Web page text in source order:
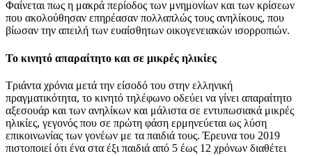
Φαίνεται πως η μακρά περίοδος των μνημονίων και των κρίσεων
που ακολούθησαν επηρέασαν πολλαπλώς τους ανηλίκους, που
βίωσαν την απειλή των ευαίσθητων οικογενειακών ισορροπιών.
Το κινητό απαραίτητο και σε μικρές ηλικίες
Τριάντα χρόνια μετά την είσοδό του στην ελληνική
πραγματικότητα, το κινητό τηλέφωνο οδεύει να γίνει απαραίτητο
αξεσουάρ και των ανηλίκων και μάλιστα σε εντυπωσιακά μικρές
ηλικίες, γεγονός που σε πρώτη φάση ερμηνεύεται ως λύση
επικοινωνίας των γονέων με τα παιδιά τους. Έρευνα του 2019
πιστοποιεί ότι ένα στα έξι παιδιά από 5 έως 12 χρόνων διαθέτει